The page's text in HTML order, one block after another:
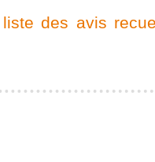
liste des avis